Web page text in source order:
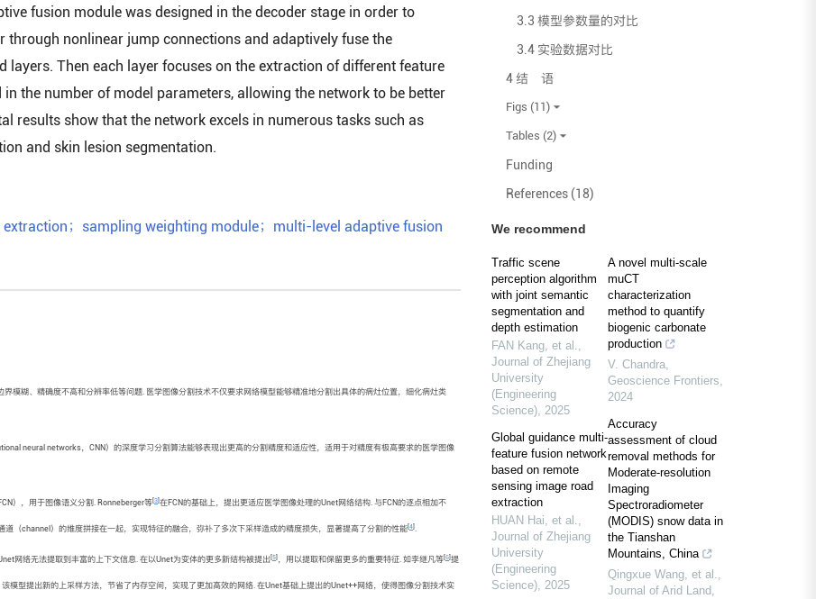
fusion module was designed in the decoder stage in order to
nonlinear jump connections and adaptively fuse the
Then each layer focuses on the extraction of different feature
the number of model parameters, allowing the network to be better
results show that the network excels in numerous tasks such as
and skin lesion segmentation.
； sampling weighting module； multi-level adaptive fusion
模糊、精确度不高和分辨率低等问题. 医学图像分割技术不仅要求网络模型能够精准地分割出具体的病灶位置，细化病灶类
neural networks，CNN）的深度学习分割算法能够表现出更高的分割精度和适应性，适用于对精度有极高要求的医学图像
），用于图像语义分割. Ronneberger等[3]在FCN的基础上，提出更适应医学图像处理的Unet网络结构. 与FCN的逐点相加不
（channel）的维度拼接在一起，实现特征的融合，弥补了多次下采样造成的精度损失，显著提高了分割的性能[4].
网络无法提取到丰富的上下文信息. 在以Unet为变体的更多新结构被提出 [5] ，用以提取和保留更多的重要特征. 如李继凡等[6]提
模型提出新的上采样方法，节省了内存空间，实现了更加高效的网络. 在Unet基础上提出的Unet++网络，使得图像分割技术实
3.3 模型参数量的对比
3.4 实验数据对比
4 结 语
Figs (11)
Tables (2)
Funding
References (18)
We recommend
Traffic scene
perception algorithm
with joint semantic
segmentation and
depth estimation
FAN Kang, et al.,
Journal of Zhejiang
University
(Engineering
Science), 2025
Global guidance multi-
feature fusion network
based on remote
sensing image road
extraction
HUAN Hai, et al.,
Journal of Zhejiang
University
(Engineering
Science), 2025
A novel multi-scale
muCT
characterization
method to quantify
biogenic carbonate
production
V. Chandra,
Geoscience Frontiers,
2024
Accuracy
assessment of cloud
removal methods for
Moderate-resolution
Imaging
Spectroradiometer
(MODIS) snow data in
the Tianshan
Mountains, China
Qingxue Wang, et al.,
Journal of Arid Land,